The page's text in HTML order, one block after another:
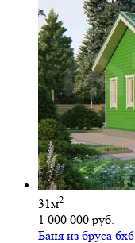
31м2
1 000 000 руб.
Баня из бруса 6х6